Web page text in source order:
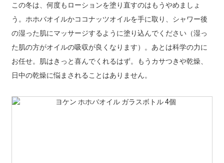
この冬は、何度もローションを塗り直すのはもうやめましょ
う。ホホバオイルかココナッツオイルを手に取り、シャワー後
の湿った肌にマッサージするように塗り込んでください（湿っ
た肌の方がオイルの吸収が良くなります）。あとは科学の力に
お任せ。肌はきっと喜んでくれるはず。もうカサつきや乾燥、
日中の乾燥に悩まされることはありません。